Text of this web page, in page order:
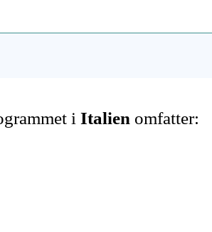
i Italien omfatter: